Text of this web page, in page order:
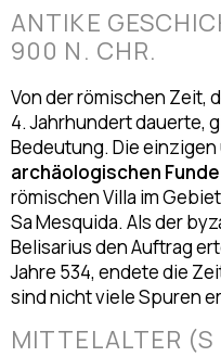
ANTIKE
900 N. CHR.
Von der römischen Zeit,
4. Jahrhundert dauerte,
Bedeutung. Die einzigen
archäologischen Funde
römischen Villa im
Sa Mesquida. Als der
Belisarius den Auftrag
Jahre 534, endete die
sind nicht viele Spuren
MITTELALTER (S